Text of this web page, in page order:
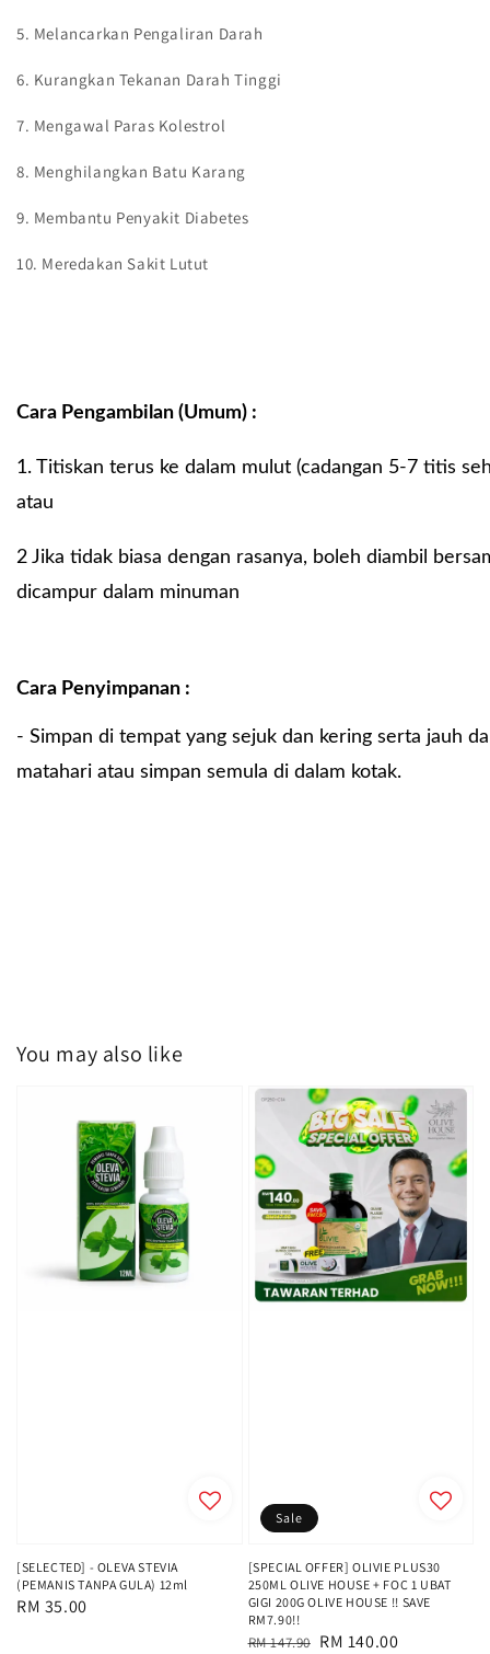
5. Melancarkan Pengaliran Darah
6. Kurangkan Tekanan Darah Tinggi
7. Mengawal Paras Kolestrol
8. Menghilangkan Batu Karang
9. Membantu Penyakit Diabetes
10. Meredakan Sakit Lutut
Cara Pengambilan (Umum) :
1. Titiskan terus ke dalam mulut (cadangan 5-7 titis
atau
2 Jika tidak biasa dengan rasanya, boleh diambil
dicampur dalam minuman
Cara Penyimpanan :
- Simpan di tempat yang sejuk dan kering serta jauh
matahari atau simpan semula di dalam kotak.
You may also like
[SELECTED] - OLEVA STEVIA
(PEMANIS TANPA GULA) 12ml
Regular
RM 35.00
Sale
[SPECIAL OFFER] OLIVIE PLUS30
250ML OLIVE HOUSE + FOC 1 UBAT
GIGI 200G OLIVE HOUSE !! SAVE
RM7.90!!
Regular
RM 147.90 Sale
RM 140.00